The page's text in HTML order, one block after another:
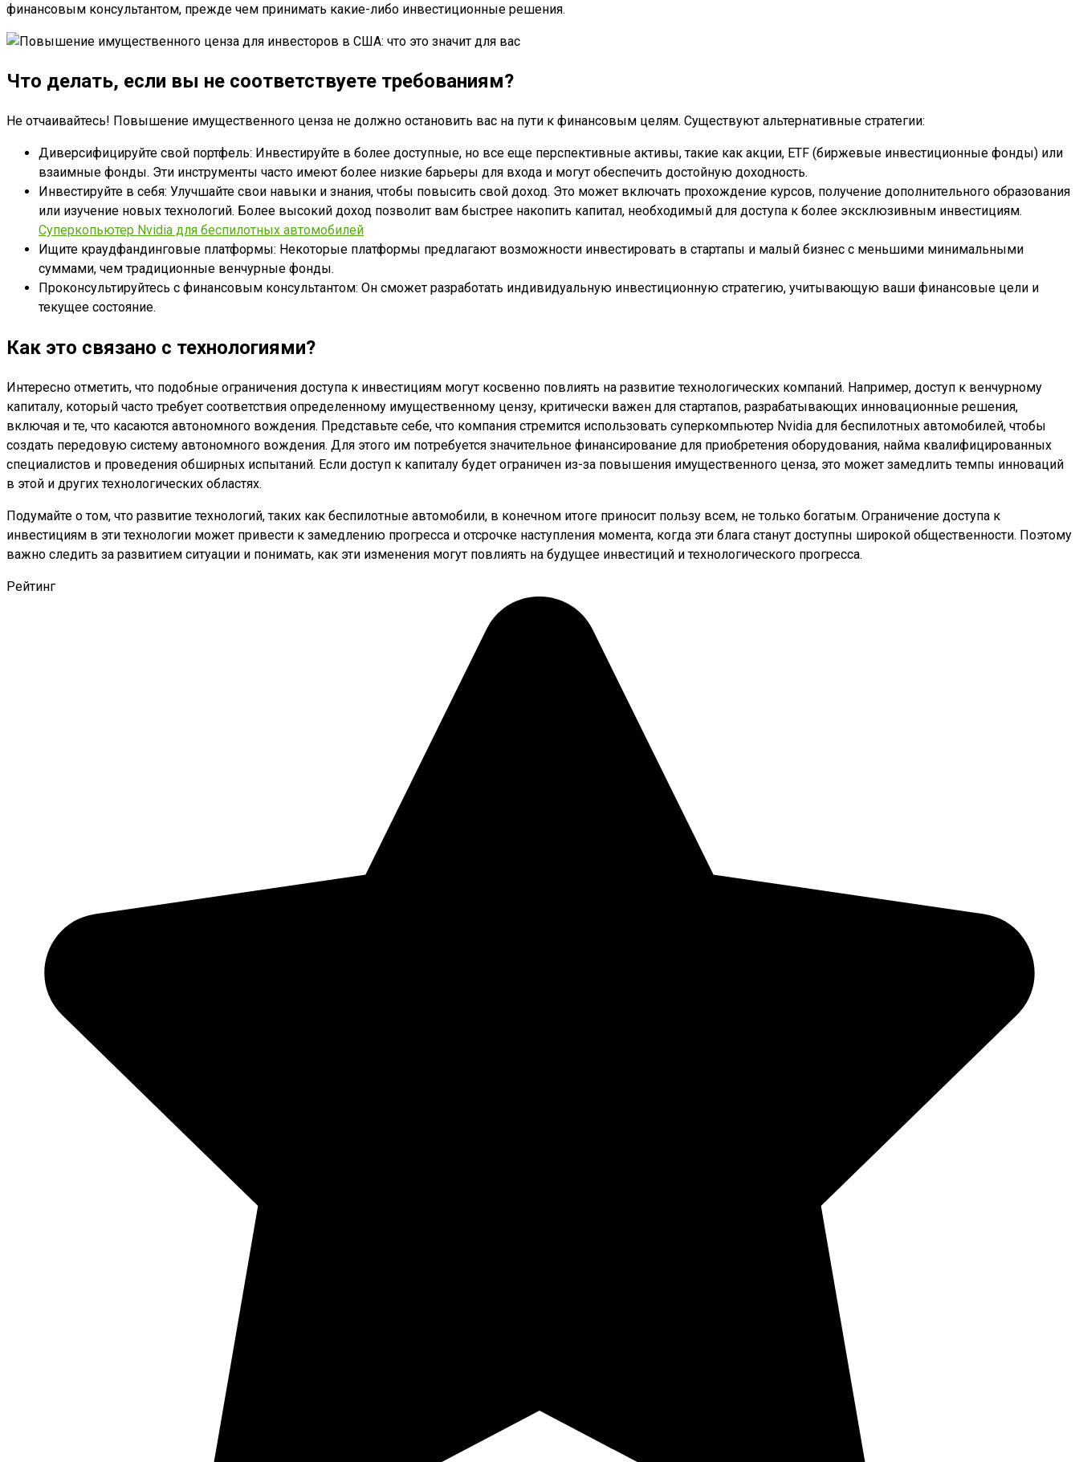
финансовым консультантом, прежде чем принимать какие-либо инвестиционные решения.
Что делать, если вы не соответствуете требованиям?
Не отчаивайтесь! Повышение имущественного ценза не должно остановить вас на пути к финансовым целям. Существуют альтернативные стратегии:
Диверсифицируйте свой портфель: Инвестируйте в более доступные, но все еще перспективные активы, такие как акции, ETF (биржевые инвестиционные фонды) или
взаимные фонды. Эти инструменты часто имеют более низкие барьеры для входа и могут обеспечить достойную доходность.
Инвестируйте в себя: Улучшайте свои навыки и знания, чтобы повысить свой доход. Это может включать прохождение курсов, получение дополнительного образования
или изучение новых технологий. Более высокий доход позволит вам быстрее накопить капитал, необходимый для доступа к более эксклюзивным инвестициям.
Суперкопьютер Nvidia для беспилотных автомобилей
Ищите краудфандинговые платформы: Некоторые платформы предлагают возможности инвестировать в стартапы и малый бизнес с меньшими минимальными
суммами, чем традиционные венчурные фонды.
Проконсультируйтесь с финансовым консультантом: Он сможет разработать индивидуальную инвестиционную стратегию, учитывающую ваши финансовые цели и
текущее состояние.
Как это связано с технологиями?
Интересно отметить, что подобные ограничения доступа к инвестициям могут косвенно повлиять на развитие технологических компаний. Например, доступ к венчурному
капиталу, который часто требует соответствия определенному имущественному цензу, критически важен для стартапов, разрабатывающих инновационные решения,
включая и те, что касаются автономного вождения. Представьте себе, что компания стремится использовать суперкомпьютер Nvidia для беспилотных автомобилей, чтобы
создать передовую систему автономного вождения. Для этого им потребуется значительное финансирование для приобретения оборудования, найма квалифицированных
специалистов и проведения обширных испытаний. Если доступ к капиталу будет ограничен из-за повышения имущественного ценза, это может замедлить темпы инноваций
в этой и других технологических областях.
Подумайте о том, что развитие технологий, таких как беспилотные автомобили, в конечном итоге приносит пользу всем, не только богатым. Ограничение доступа к
инвестициям в эти технологии может привести к замедлению прогресса и отсрочке наступления момента, когда эти блага станут доступны широкой общественности. Поэтому
важно следить за развитием ситуации и понимать, как эти изменения могут повлиять на будущее инвестиций и технологического прогресса.
Рейтинг